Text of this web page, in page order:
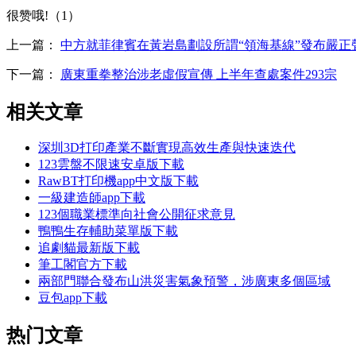
很赞哦!（1）
上一篇： 中方就菲律賓在黃岩島劃設所謂“領海基線”發布嚴正
下一篇： 廣東重拳整治涉老虛假宣傳 上半年查處案件293宗
相关文章
深圳3D打印產業不斷實現高效生產與快速迭代
123雲盤不限速安卓版下載
RawBT打印機app中文版下載
一級建造師app下載
123個職業標準向社會公開征求意見
鴨鴨生存輔助菜單版下載
追劇貓最新版下載
筆工閣官方下載
兩部門聯合發布山洪災害氣象預警，涉廣東多個區域
豆包app下載
热门文章